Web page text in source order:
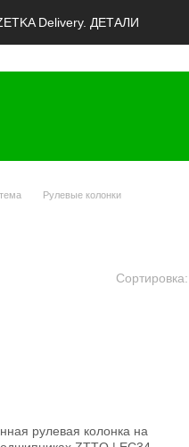
Delivery. ДЕТАЛИ
Рулевые колонки
Сортировка: